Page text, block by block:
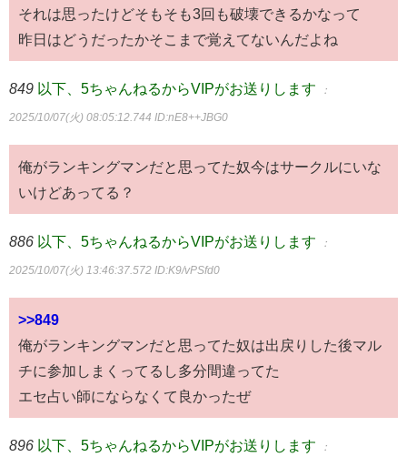
それは思ったけどそもそも3回も破壊できるかなって
昨日はどうだったかそこまで覚えてないんだよね
849 以下、5ちゃんねるからVIPがお送りします ：
2025/10/07(火) 08:05:12.744 ID:nE8++JBG0
俺がランキングマンだと思ってた奴今はサークルにいな
いけどあってる？
886 以下、5ちゃんねるからVIPがお送りします ：
2025/10/07(火) 13:46:37.572 ID:K9/vPSfd0
>>849
俺がランキングマンだと思ってた奴は出戻りした後マル
チに参加しまくってるし多分間違ってた
エセ占い師にならなくて良かったぜ
896 以下、5ちゃんねるからVIPがお送りします ：